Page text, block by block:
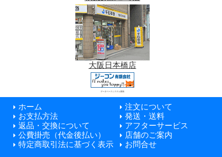
大阪日本橋店
データベースシステム開発
ホーム
注文について
お支払方法
発送・送料
返品・交換について
アフターサービス
公費掛売（代金後払い）
店舗のご案内
特定商取引法に基づく表示
お問合せ